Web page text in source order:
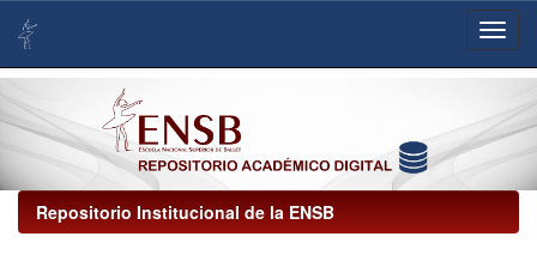
navigation
Repositorio Institucional de la ENSB